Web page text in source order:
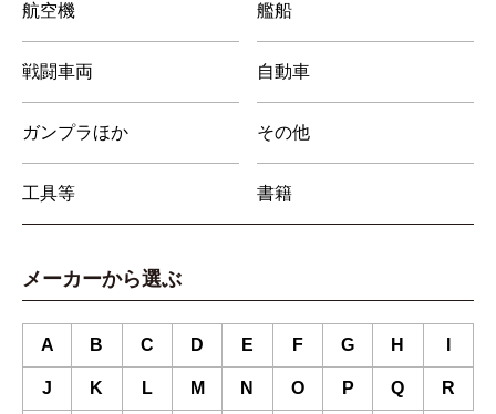
航空機 艦船
戦闘車両 自動車
ガンプラほか その他
工具等 書籍
メーカーから選ぶ
A B C D E F G H
J K L M N O P Q R